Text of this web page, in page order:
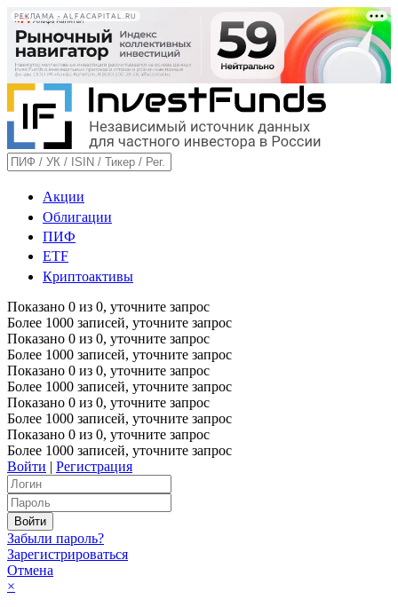
РЕКЛАМА • ALFACAPITAL.RU
Акции
Облигации
ПИФ
ETF
Криптоактивы
Показано 0 из 0, уточните запрос
Более 1000 записей, уточните запрос
Показано 0 из 0, уточните запрос
Более 1000 записей, уточните запрос
Показано 0 из 0, уточните запрос
Более 1000 записей, уточните запрос
Показано 0 из 0, уточните запрос
Более 1000 записей, уточните запрос
Показано 0 из 0, уточните запрос
Более 1000 записей, уточните запрос
Войти | Регистрация
Забыли пароль?
Зарегистрироваться
Отмена
×